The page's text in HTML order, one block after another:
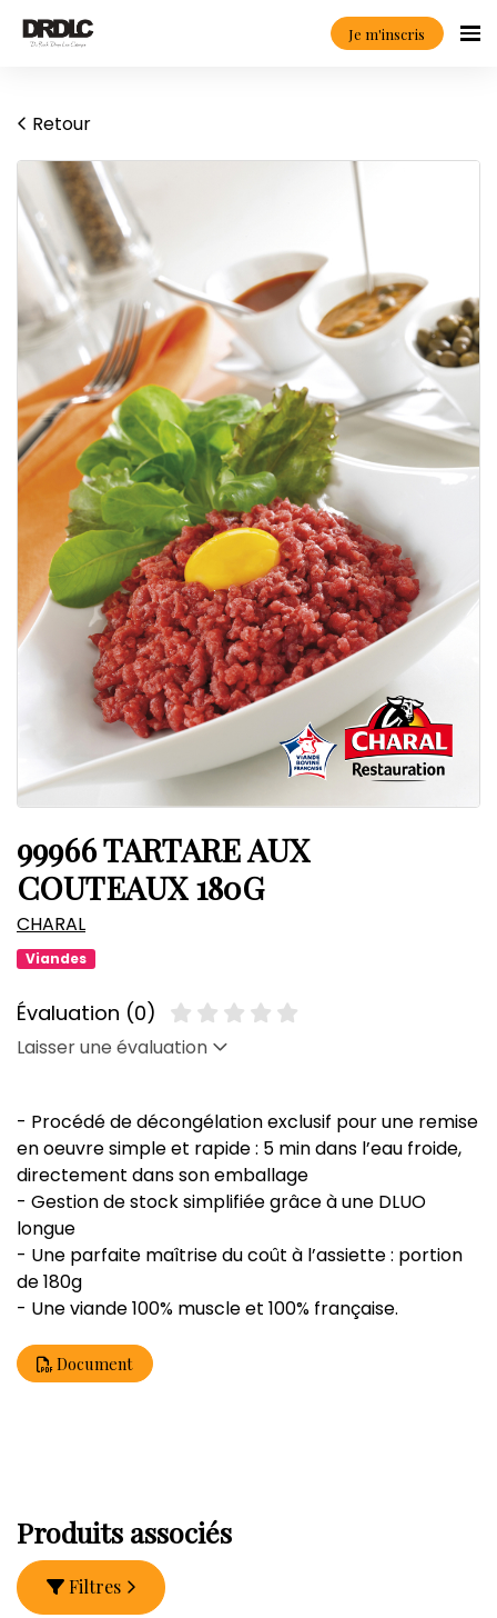
Je m'inscris
Retour
99966 TARTARE AUX
COUTEAUX 180G
CHARAL
Viandes
Évaluation (0)
Laisser une évaluation
- Procédé de décongélation exclusif pour une remise
en oeuvre simple et rapide : 5 min dans l’eau froide,
directement dans son emballage
- Gestion de stock simplifiée grâce à une DLUO
longue
- Une parfaite maîtrise du coût à l’assiette : portion
de 180g
- Une viande 100% muscle et 100% française.
Document
Produits associés
Filtres